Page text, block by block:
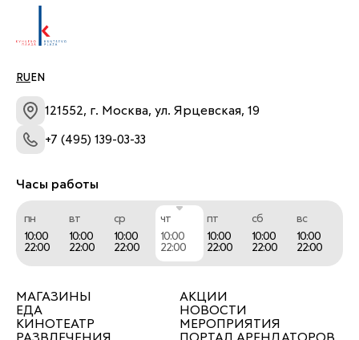
RU EN
121552, г. Москва, ул. Ярцевская, 19
+7 (495) 139-03-33
Часы работы
пн
10:00
22:00
вт
10:00
22:00
ср
10:00
22:00
чт
10:00
22:00
пт
10:00
22:00
сб
10:00
22:00
вс
10:00
22:00
МАГАЗИНЫ
ЕДА
КИНОТЕАТР
АКЦИИ
НОВОСТИ
МЕРОПРИЯТИЯ